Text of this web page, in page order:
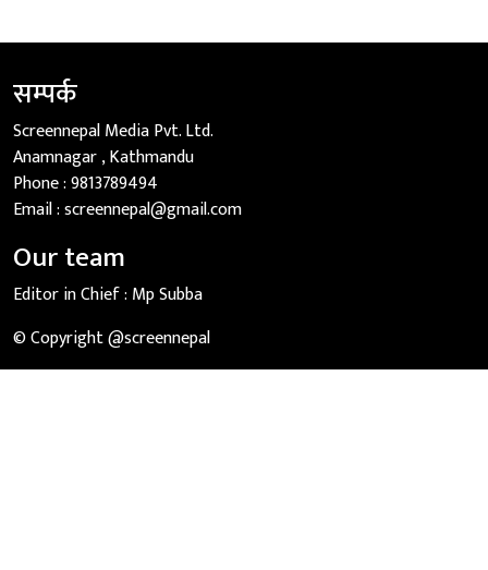
सम्पर्क
Screennepal Media Pvt. Ltd.
Anamnagar , Kathmandu
Phone :9813789494
Email :screennepal@gmail.com
Our team
Editor in Chief : Mp Subba
© Copyright @screennepal